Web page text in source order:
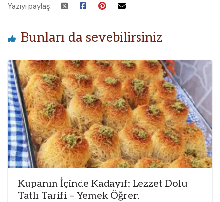
Yazıyı paylaş:
Bunları da sevebilirsiniz
Kupanın İçinde Kadayıf: Lezzet Dolu
Tatlı Tarifi – Yemek Öğren